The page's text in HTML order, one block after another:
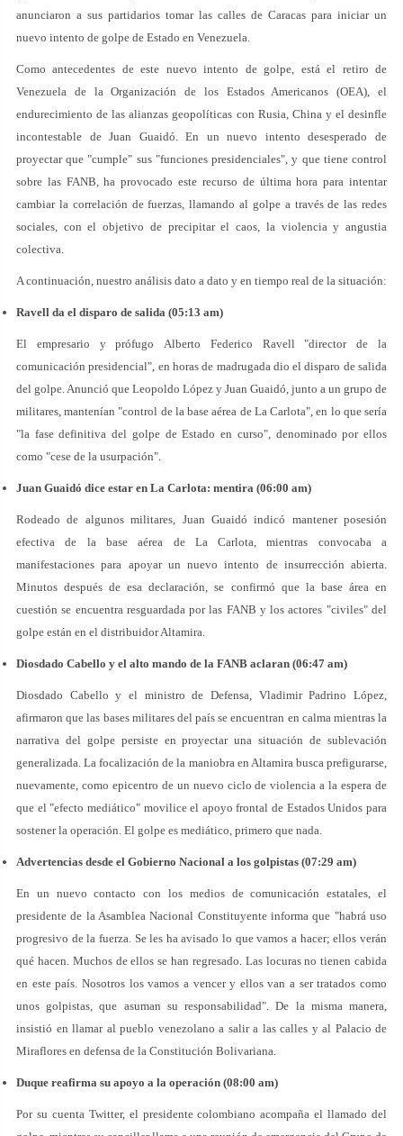
anunciaron a sus partidarios tomar las calles de Caracas para iniciar un
nuevo intento de golpe de Estado en Venezuela.
Como antecedentes de este nuevo intento de golpe, está el retiro de
Venezuela de la Organización de los Estados Americanos (OEA), el
endurecimiento de las alianzas geopolíticas con Rusia, China y el desinfle
incontestable de Juan Guaidó. En un nuevo intento desesperado de
proyectar que "cumple" sus "funciones presidenciales", y que tiene control
sobre las FANB, ha provocado este recurso de última hora para intentar
cambiar la correlación de fuerzas, llamando al golpe a través de las redes
sociales, con el objetivo de precipitar el caos, la violencia y angustia
colectiva.
A continuación, nuestro análisis dato a dato y en tiempo real de la situación:
Ravell da el disparo de salida (05:13 am)
El empresario y prófugo Alberto Federico Ravell "director de la
comunicación presidencial", en horas de madrugada dio el disparo de salida
del golpe. Anunció que Leopoldo López y Juan Guaidó, junto a un grupo de
militares, mantenían "control de la base aérea de La Carlota", en lo que sería
"la fase definitiva del golpe de Estado en curso", denominado por ellos
como "cese de la usurpación".
Juan Guaidó dice estar en La Carlota: mentira (06:00 am)
Rodeado de algunos militares, Juan Guaidó indicó mantener posesión
efectiva de la base aérea de La Carlota, mientras convocaba a
manifestaciones para apoyar un nuevo intento de insurrección abierta.
Minutos después de esa declaración, se confirmó que la base área en
cuestión se encuentra resguardada por las FANB y los actores "civiles" del
golpe están en el distribuidor Altamira.
Diosdado Cabello y el alto mando de la FANB aclaran (06:47 am)
Diosdado Cabello y el ministro de Defensa, Vladimir Padrino López,
afirmaron que las bases militares del país se encuentran en calma mientras la
narrativa del golpe persiste en proyectar una situación de sublevación
generalizada. La focalización de la maniobra en Altamira busca prefigurarse,
nuevamente, como epicentro de un nuevo ciclo de violencia a la espera de
que el "efecto mediático" movilice el apoyo frontal de Estados Unidos para
sostener la operación. El golpe es mediático, primero que nada.
Advertencias desde el Gobierno Nacional a los golpistas (07:29 am)
En un nuevo contacto con los medios de comunicación estatales, el
presidente de la Asamblea Nacional Constituyente informa que "habrá uso
progresivo de la fuerza. Se les ha avisado lo que vamos a hacer; ellos verán
qué hacen. Muchos de ellos se han regresado. Las locuras no tienen cabida
en este país. Nosotros los vamos a vencer y ellos van a ser tratados como
unos golpistas, que asuman su responsabilidad". De la misma manera,
insistió en llamar al pueblo venezolano a salir a las calles y al Palacio de
Miraflores en defensa de la Constitución Bolivariana.
Duque reafirma su apoyo a la operación (08:00 am)
Por su cuenta Twitter, el presidente colombiano acompaña el llamado del